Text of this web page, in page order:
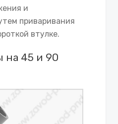
и
приваривания
втулке.
на 45 и 90